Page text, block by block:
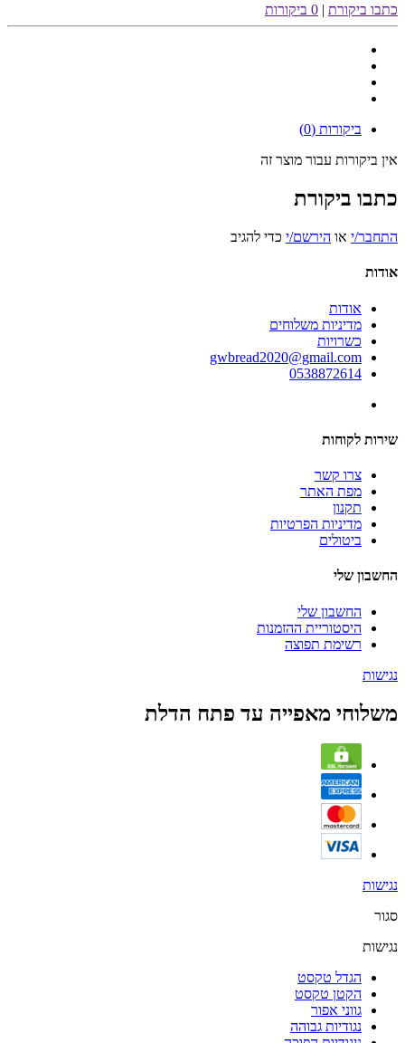
כתבו ביקורת | 0 ביקורות
ביקורות (0)
אין ביקורות עבור מוצר זה
כתבו ביקורת
התחבר/י או הירשם/י כדי להגיב
אודות
אודות
מדיניות משלוחים
כשרויות
gwbread2020@gmail.com
0538872614
שירות לקוחות
צרו קשר
מפת האתר
תקנון
מדיניות הפרטיות
ביטולים
החשבון שלי
החשבון שלי
היסטוריית ההזמנות
רשימת תפוצה
נגישות
משלוחי מאפייה עד פתח הדלת
נגישות
סגור
נגישות
הגדל טקסט
הקטן טקסט
גווני אפור
נגודיות גבוהה